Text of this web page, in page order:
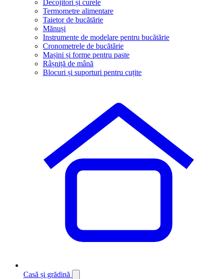
Decojitori și curele
Termometre alimentare
Taietor de bucătărie
Mănuși
Instrumente de modelare pentru bucătărie
Cronometrele de bucătărie
Mașini și forme pentru paste
Râșniță de mână
Blocuri și suporturi pentru cuțite
Casă și grădină